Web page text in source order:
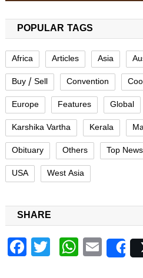
POPULAR TAGS
Africa Articles Asia
Buy / Sell Convention
Europe Features Global
Karshika Vartha Kerala
Obituary Others Top News
USA West Asia
SHARE
Facebook
Twitter